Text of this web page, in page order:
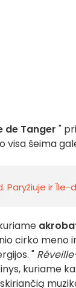
de Tanger "
šeima
Paryžiuje ir
cirko meno
"
kuriame